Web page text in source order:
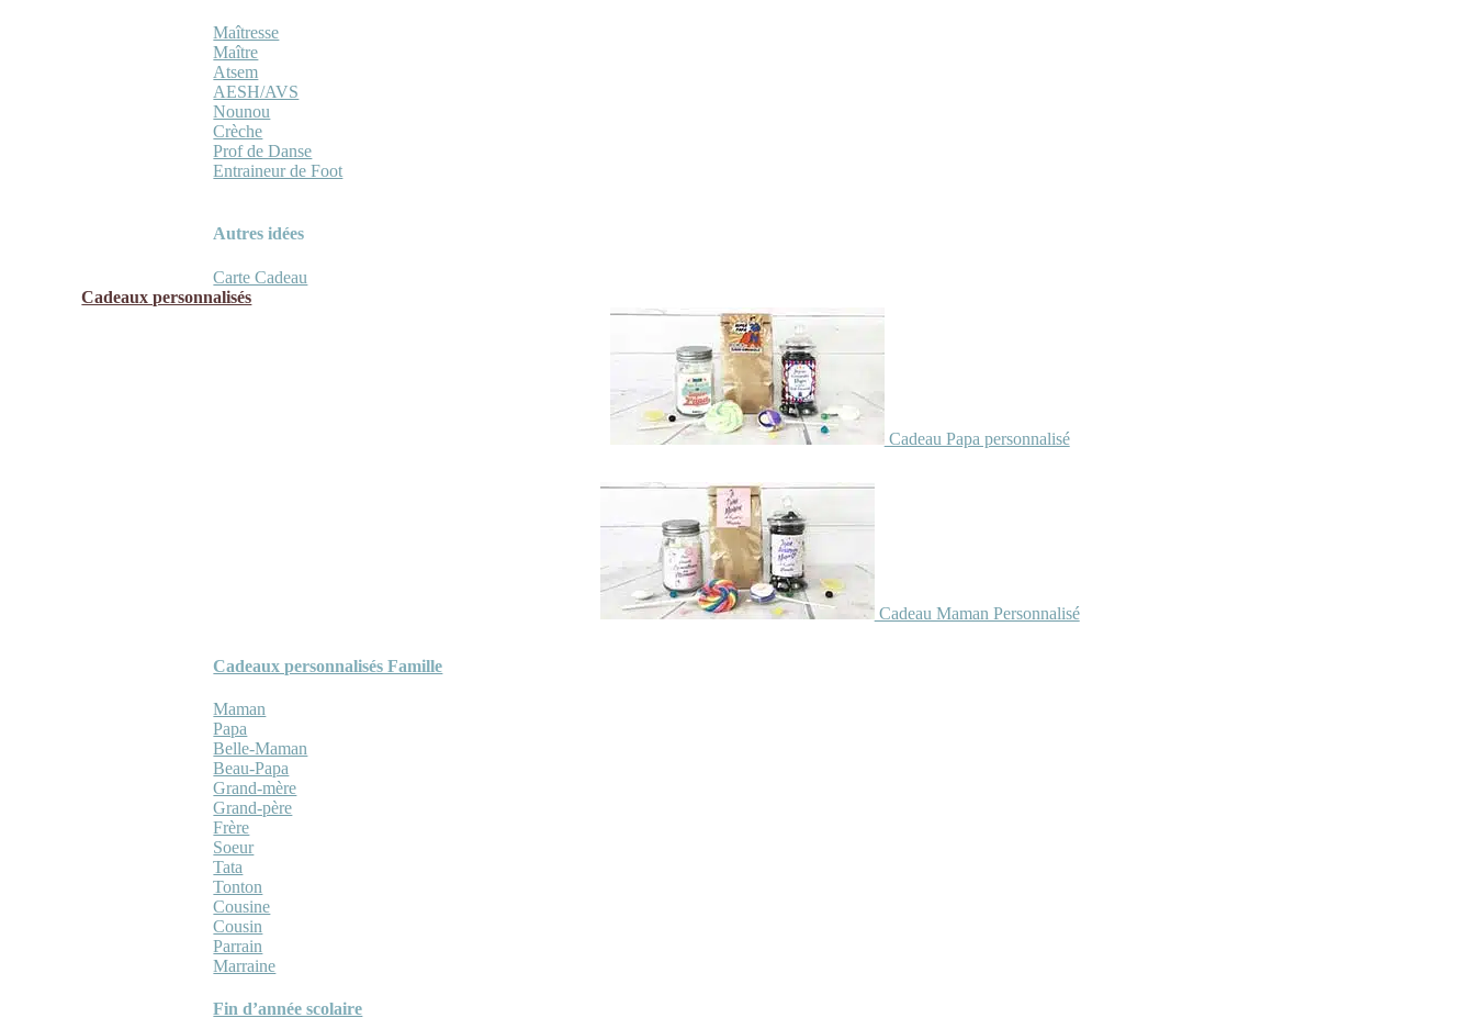
Maîtresse
Maître
Atsem
AESH/AVS
Nounou
Crèche
Prof de Danse
Entraineur de Foot
Autres idées
Carte Cadeau
Cadeaux personnalisés
Cadeau Papa personnalisé
Cadeau Maman Personnalisé
Cadeaux personnalisés Famille
Maman
Papa
Belle-Maman
Beau-Papa
Grand-mère
Grand-père
Frère
Soeur
Tata
Tonton
Cousine
Cousin
Parrain
Marraine
Fin d’année scolaire